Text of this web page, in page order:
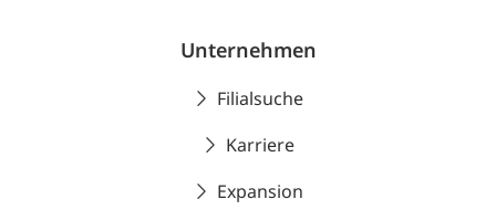
Unternehmen
Filialsuche
Karriere
Expansion